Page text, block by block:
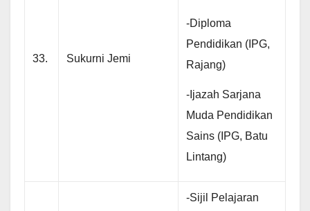
33. Sukurni Jemi
-Diploma
Pendidikan (IPG,
Rajang)
-Ijazah Sarjana
Muda Pendidikan
Sains (IPG, Batu
Lintang)
-Sijil Pelajaran